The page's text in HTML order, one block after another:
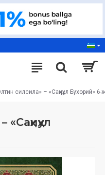
силсила» – «Саҳиҳул Бухорий» 6-